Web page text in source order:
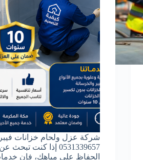
شركة عزل ولحام خزانات
0531339657 إذا كنت
الحفاظ على مياهك، فإن